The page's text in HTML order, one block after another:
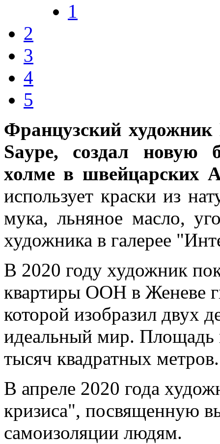
1
2
3
4
5
Французский
Saype, создал новую
холме в швейцарских
использует краски из
мука, льняное масло,
художника в галерее
В 2020 году художник
квартиры ООН в Женеве
которой изобразил двух
идеальный мир. Площадь
тысяч квадратных метров.
В апреле 2020 года
кризиса", посвященную
самоизоляции людям.